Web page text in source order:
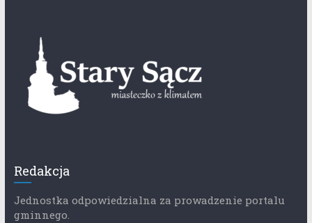
Redakcja
Jednostka odpowiedzialna za prowadzenie portalu
gminnego.